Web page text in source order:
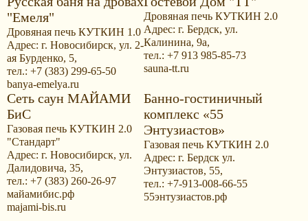
"Емеля"
Дровяная печь КУТКИН 1.0
Адрес: г. Новосибирск, ул. 2-
ая Бурденко, 5,
тел.: +7 (383) 299-65-50
banya-emelya.ru
Дровяная печь КУТКИН 2.0
Адрес: г. Бердск, ул.
Калинина, 9а,
тел.: +7 913 985-85-73
sauna-tt.ru
Сеть саун МАЙАМИ
БиС
Газовая печь КУТКИН 2.0
"Стандарт"
Адрес: г. Новосибирск, ул.
Далидовича, 35,
тел.: +7 (383) 260-26-97
майамибис.рф
majami-bis.ru
Банно-гостиничный
комплекс «55
Энтузиастов»
Газовая печь КУТКИН 2.0
Адрес: г. Бердск ул.
Энтузиастов, 55,
тел.: +7-913-008-66-55
55энтузиастов.рф